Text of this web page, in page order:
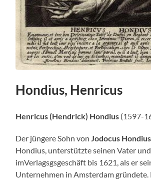
Hondius, Henricus
Henricus (Hendrick) Hondius (1597-
Der jüngere Sohn vonJodocus Hondius
Hondius, unterstützte seinen Vater
imVerlagsgsgeschäft bis 1621, als er
Unternehmen in Amsterdam